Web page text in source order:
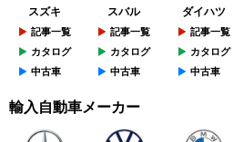
スズキ
記事一覧
カタログ
中古車
スバル
記事一覧
カタログ
中古車
ダイハツ
記事一覧
カタログ
中古車
輸入自動車メーカー